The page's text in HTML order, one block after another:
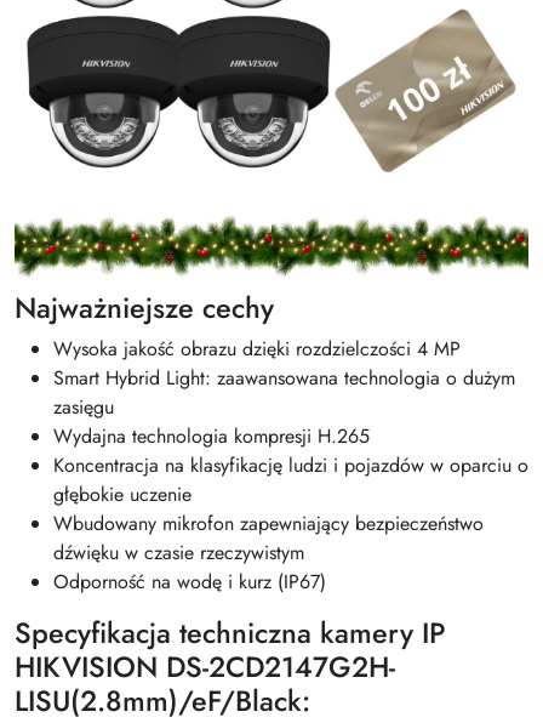
Najważniejsze cechy
Wysoka jakość obrazu dzięki rozdzielczości 4 MP
Smart Hybrid Light: zaawansowana technologia o dużym
zasięgu
Wydajna technologia kompresji H.265
Koncentracja na klasyfikację ludzi i pojazdów w oparciu o
głębokie uczenie
Wbudowany mikrofon zapewniający bezpieczeństwo
dźwięku w czasie rzeczywistym
Odporność na wodę i kurz (IP67)
Specyfikacja techniczna kamery IP
HIKVISION DS-2CD2147G2H-
LISU(2.8mm)/eF/Black: